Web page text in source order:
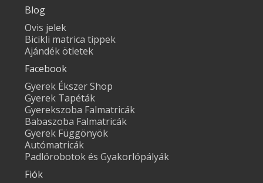
Blog
Ovis jelek
Bicikli matrica tippek
Ajándék ötletek
Facebook
Gyerek Ékszer Shop
Gyerek Tapéták
Gyerekszoba Falmatricák
Babaszoba Falmatricák
Gyerek Függönyök
Autómatricák
Padlórobotok és Gyakorlópályák
Fiók